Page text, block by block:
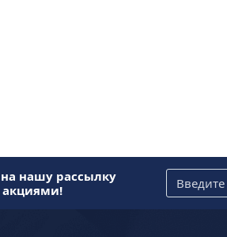
нашу рассылку
акциями!